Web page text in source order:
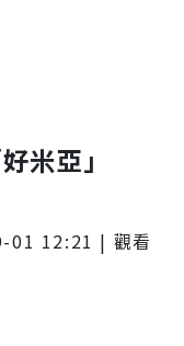
米亞」
01 12:21 | 觀看